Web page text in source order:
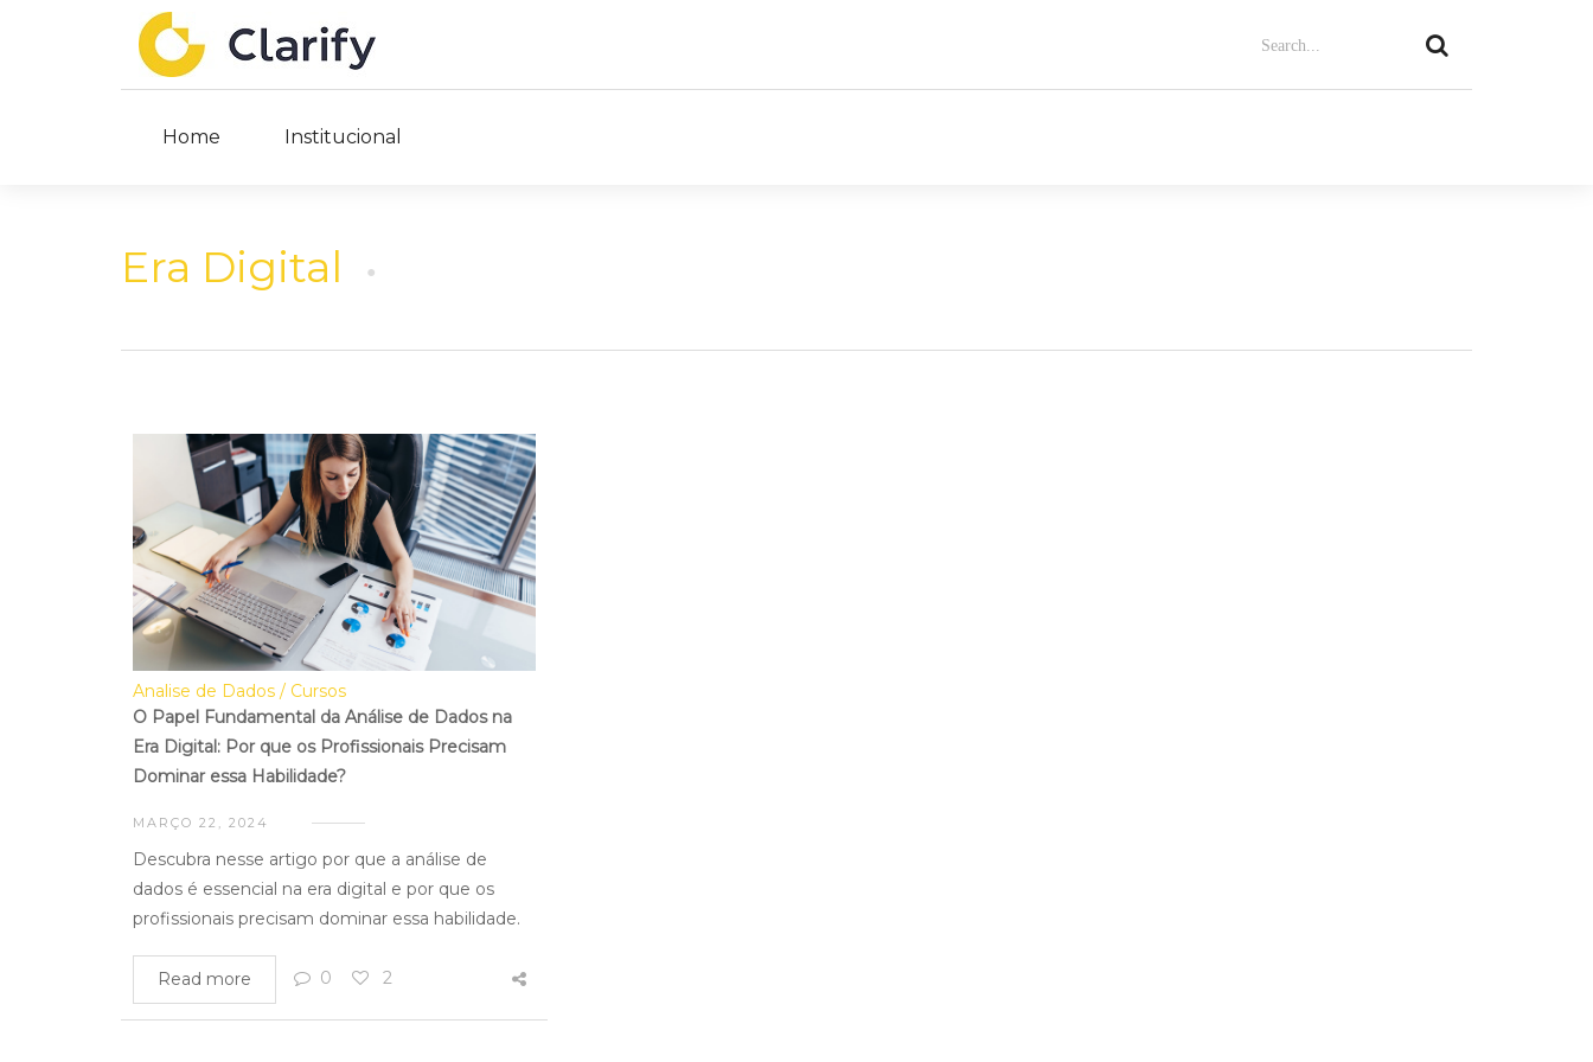
Home Institucional
Era Digital
Analise de Dados
Cursos
O Papel Fundamental da Análise de Dados na
Era Digital: Por que os Profissionais Precisam
Dominar essa Habilidade?
MARÇO 22, 2024
Descubra nesse artigo por que a análise de
dados é essencial na era digital e por que os
profissionais precisam dominar essa habilidade.
Read more 0 2